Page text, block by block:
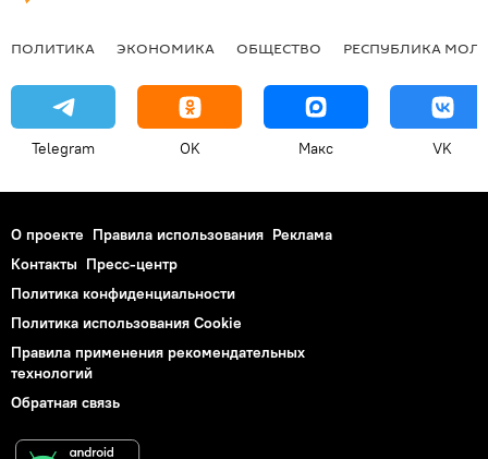
ПОЛИТИКА ЭКОНОМИКА ОБЩЕСТВО РЕСПУБЛИКА
Telegram OK Макс VK
О проекте Правила использования Реклама
Контакты Пресс-центр
Политика конфиденциальности
Политика использования Cookie
Правила применения рекомендательных
технологий
Обратная связь